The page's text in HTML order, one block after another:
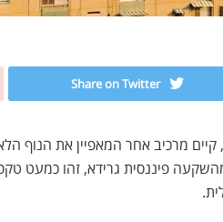
Share on Twitter
מרכיב אחר המאפיין את הנוף
פיננסית גרידא, זהו כמעט